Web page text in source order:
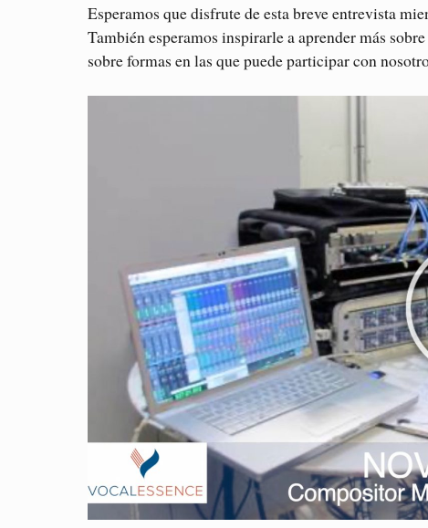
Esperamos que disfrute de esta breve entrevista
También esperamos inspirarle a aprender más
sobre formas en las que puede participar con